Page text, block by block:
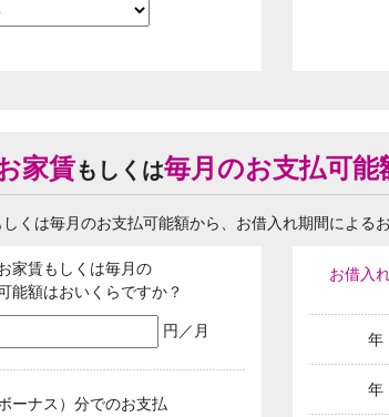
家賃もしくは毎月のお支払可能
くは毎月のお支払可能額から、お借入れ期間による
家賃もしくは毎月の
能額はおいくらですか？
円／月
ーナス）分でのお支払
お借入
年
年